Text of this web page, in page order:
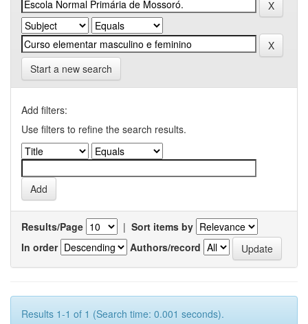
Start a new search
Add filters:
Use filters to refine the search results.
Results/Page | Sort items by
In order
Authors/record
Results 1-1 of 1 (Search time: 0.001 seconds).